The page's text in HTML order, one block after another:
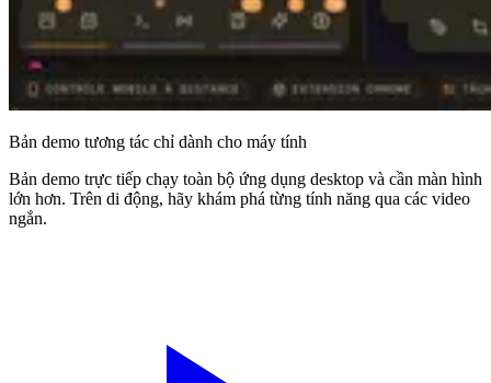
Bản demo tương tác chỉ dành cho máy tính
Bản demo trực tiếp chạy toàn bộ ứng dụng desktop và cần màn hình
lớn hơn. Trên di động, hãy khám phá từng tính năng qua các video
ngắn.